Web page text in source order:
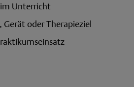
Unterricht
oder Therapieziel